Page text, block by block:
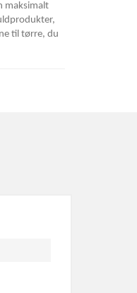
maksimalt
til tørre, du